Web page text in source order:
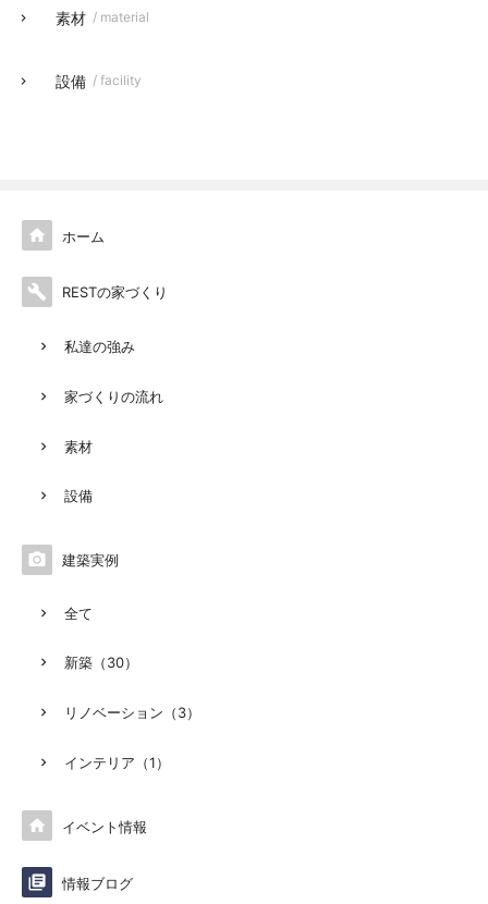
素材 / material
設備 / facility
 ホーム
 RESTの家づくり
私達の強み
家づくりの流れ
素材
設備
 建築実例
全て
新築（30）
リノベーション（3）
インテリア（1）
 イベント情報
 情報ブログ